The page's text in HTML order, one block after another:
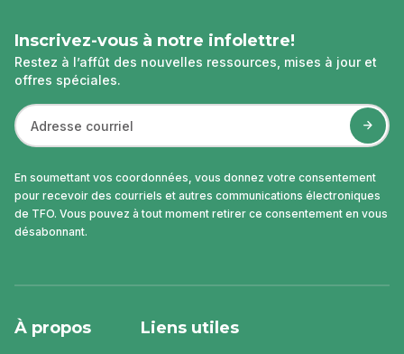
Inscrivez-vous à notre infolettre!
Restez à l’affût des nouvelles ressources, mises à jour et
offres spéciales.
En soumettant vos coordonnées, vous donnez votre consentement
pour recevoir des courriels et autres communications électroniques
de TFO. Vous pouvez à tout moment retirer ce consentement en vous
désabonnant.
À propos Liens utiles